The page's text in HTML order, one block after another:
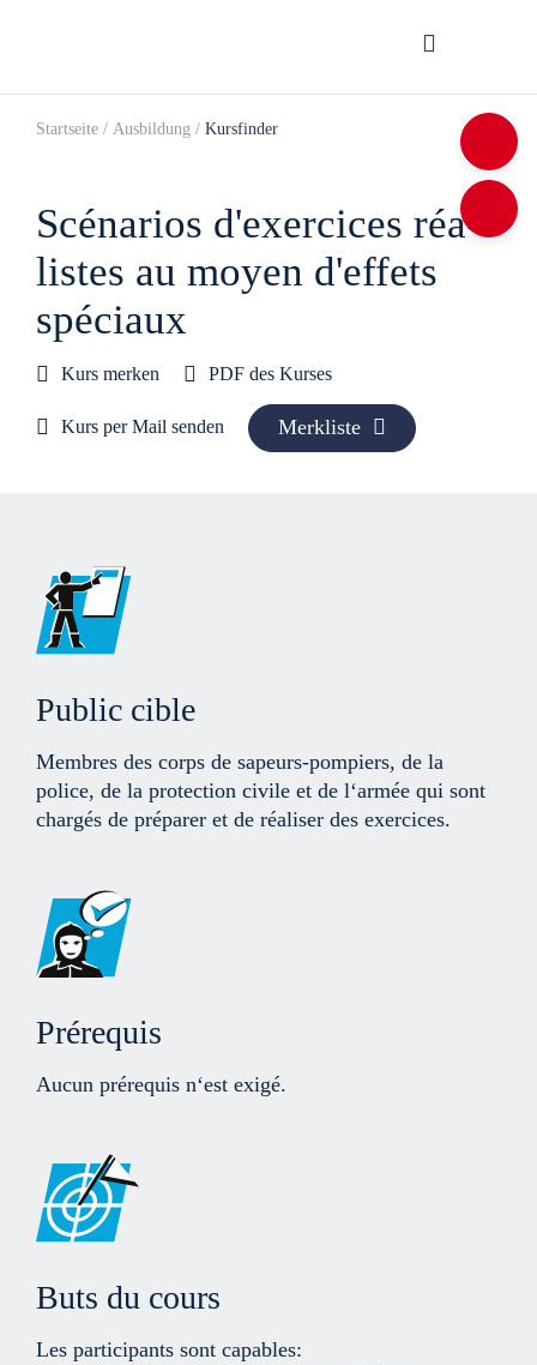
Startseite / Ausbildung / Kursfinder
Scé­na­rios d'exer­cices réa­
listes au moyen d'ef­fets
spé­ciaux
Kurs merken PDF des Kurses
Kurs per Mail senden Merkliste
Public cible
Membres des corps de sapeurs-pompiers, de la
police, de la protection civile et de l‘armée qui sont
chargés de préparer et de réaliser des exercices.
Prérequis
Aucun prérequis n‘est exigé.
Buts du cours
Les participants sont capables: